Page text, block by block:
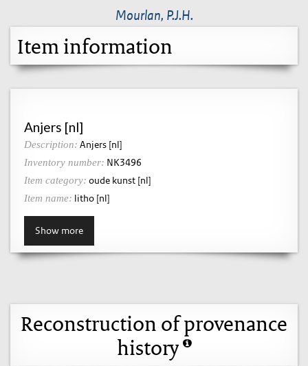
Mourlan, P.J.H.
Item information
Anjers [nl]
Description: Anjers [nl]
Inventory number: NK3496
Item category: oude kunst [nl]
Item name: litho [nl]
Show more
Reconstruction of provenance
history